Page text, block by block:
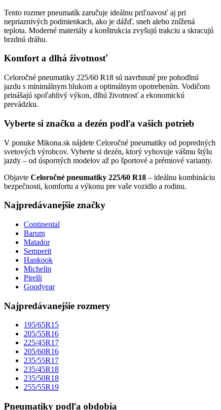
Tento rozmer pneumatík zaručuje ideálnu priľnavosť aj pri
nepriaznivých podmienkach, ako je dážď, sneh alebo znížená
teplota. Moderné materiály a konštrukcia zvyšujú trakciu a skracujú
brzdnú dráhu.
Komfort a dlhá životnosť
Celoročné pneumatiky 225/60 R18 sú navrhnuté pre pohodlnú
jazdu s minimálnym hlukom a optimálnym opotrebením. Vodičom
prinášajú spoľahlivý výkon, dlhú životnosť a ekonomickú
prevádzku.
Vyberte si značku a dezén podľa vašich potrieb
V ponuke Mikona.sk nájdete Celoročné pneumatiky od popredných
svetových výrobcov. Vyberte si dezén, ktorý vyhovuje vášmu štýlu
jazdy – od úsporných modelov až po športové a prémiové varianty.
Objavte Celoročné pneumatiky 225/60 R18 – ideálnu kombináciu
bezpečnosti, komfortu a výkonu pre vaše vozidlo a rodinu.
Najpredávanejšie značky
Continental
Barum
Matador
Semperit
Hankook
Michelin
Pirelli
Goodyear
Najpredávanejšie rozmery
195/65R15
205/55R16
225/45R17
205/60R16
235/55R17
235/45R18
235/50R18
255/55R19
Pneumatiky podľa obdobia